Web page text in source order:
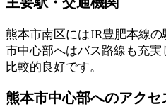
熊本市南区にはJR豊肥本線
市中心部へはバス路線も充
比較的良好です。
熊本市中心部へのアクセ